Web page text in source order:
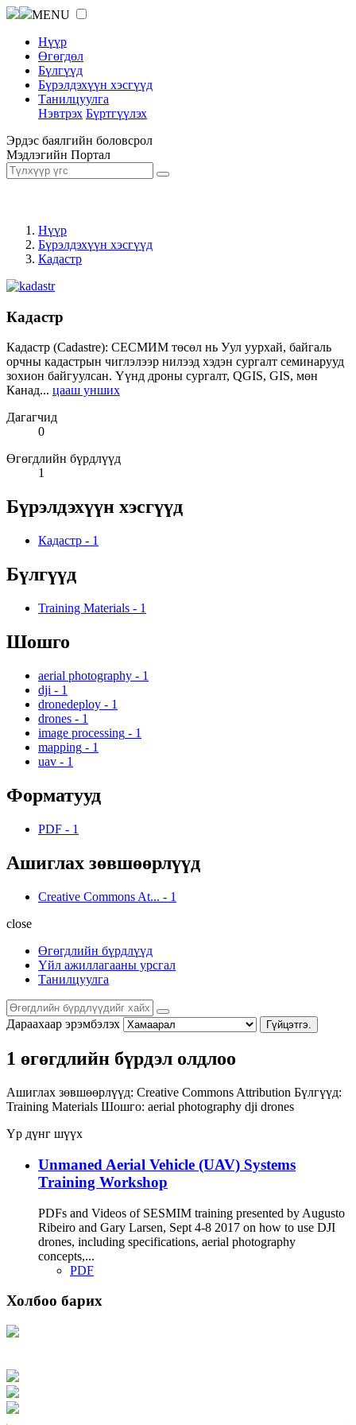
MENU
Нүүр
Өгөгдөл
Бүлгүүд
Бүрэлдэхүүн хэсгүүд
Танилцуулга
Нэвтрэх Бүртгүүлэх
Эрдэс баялгийн боловсрол
Мэдлэгийн Портал
Нүүр
Бүрэлдэхүүн хэсгүүд
Кадастр
Кадастр
Кадастр (Cadastre): СЕСМИМ төсөл нь Уул уурхай, байгаль
орчны кадастрын чиглэлээр нилээд хэдэн сургалт семинарууд
зохион байгуулсан. Үүнд дроны сургалт, QGIS, GIS, мөн
Канад... цааш унших
Дагагчид
0
Өгөгдлийн бүрдлүүд
1
Бүрэлдэхүүн хэсгүүд
Кадастр - 1
Бүлгүүд
Training Materials - 1
Шошго
aerial photography - 1
dji - 1
dronedeploy - 1
drones - 1
image processing - 1
mapping - 1
uav - 1
Форматууд
PDF - 1
Ашиглах зөвшөөрлүүд
Creative Commons At... - 1
close
Өгөгдлийн бүрдлүүд
Үйл ажиллагааны урсгал
Танилцуулга
Дараахаар эрэмбэлэх Гүйцэтгэ.
1 өгөгдлийн бүрдэл олдлоо
Ашиглах зөвшөөрлүүд: Creative Commons Attribution Бүлгүүд:
Training Materials Шошго: aerial photography dji drones
Үр дүнг шүүх
Unmaned Aerial Vehicle (UAV) Systems
Training Workshop
PDFs and Videos of SESMIM training presented by Augusto
Ribeiro and Gary Larsen, Sept 4-8 2017 on how to use DJI
drones, including specifications, aerial photography
concepts,...
PDF
Холбоо барих